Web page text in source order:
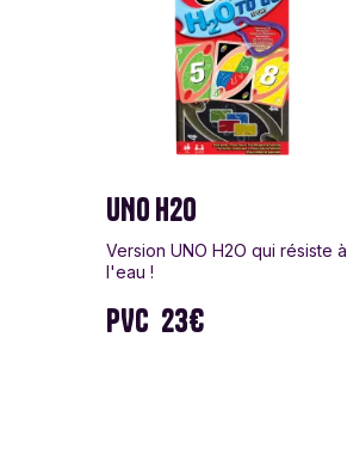
UNO H2O
Version UNO H2O qui résiste à
l'eau !
PVC 23€